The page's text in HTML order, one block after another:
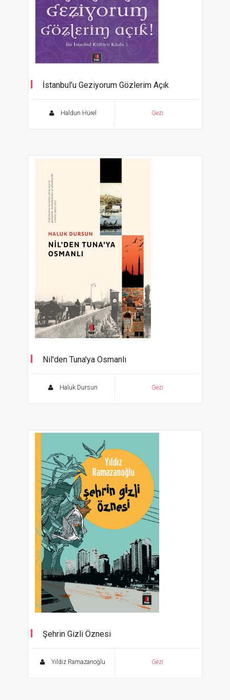
İstanbul’u Geziyorum Gözlerim Açık
Haldun Hürel Gezi
Nil'den Tuna'ya Osmanlı
Haluk Dursun Gezi
Şehrin Gizli Öznesi
Yıldız Ramazanoğlu Gezi